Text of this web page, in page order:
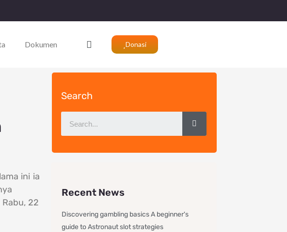
Dokumen SearchDonasi
ini ia
22
Search
Search
Recent News
Discovering gambling basics A beginner's
guide to Astronaut slot strategies